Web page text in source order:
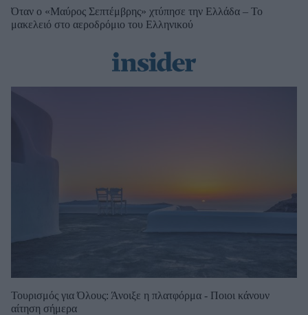
Όταν ο «Μαύρος Σεπτέμβρης» χτύπησε την Ελλάδα – Το
μακελειό στο αεροδρόμιο του Ελληνικού
Τουρισμός για Όλους: Άνοιξε η πλατφόρμα - Ποιοι κάνουν
αίτηση σήμερα